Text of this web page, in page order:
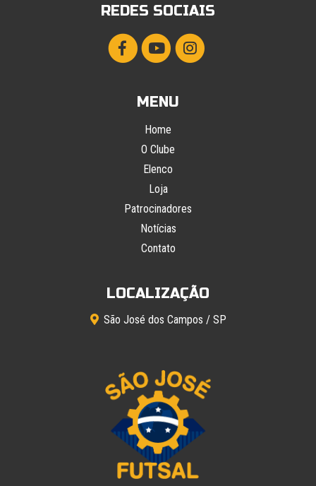
REDES SOCIAIS
MENU
Home
O Clube
Elenco
Loja
Patrocinadores
Notícias
Contato
LOCALIZAÇÃO
São José dos Campos / SP